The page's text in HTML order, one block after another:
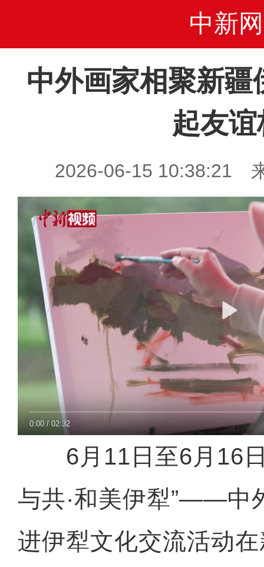
中新网
中外画家相聚新疆
起友谊
2026-06-15 10:38:21
0:00 /02:32
6月11日至6月16日
与共·和美伊犁”——中
进伊犁文化交流活动